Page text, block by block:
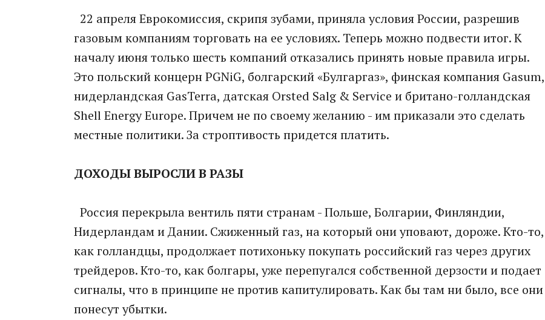
22 апреля Еврокомиссия, скрипя зубами, приняла условия России, разрешив
газовым компаниям торговать на ее условиях. Теперь можно подвести итог. К
началу июня только шесть компаний отказались принять новые правила игры.
Это польский концерн PGNiG, болгарский «Булгаргаз», финская компания Gasum,
нидерландская GasTerra, датская Orsted Salg & Service и британо-голландская
Shell Energy Europe. Причем не по своему желанию - им приказали это сделать
местные политики. За строптивость придется платить.
ДОХОДЫ ВЫРОСЛИ В РАЗЫ
Россия перекрыла вентиль пяти странам - Польше, Болгарии, Финляндии,
Нидерландам и Дании. Сжиженный газ, на который они уповают, дороже. Кто-то,
как голландцы, продолжает потихоньку покупать российский газ через других
трейдеров. Кто-то, как болгары, уже перепугался собственной дерзости и подает
сигналы, что в принципе не против капитулировать. Как бы там ни было, все они
понесут убытки.